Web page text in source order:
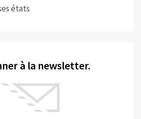
états
à la newsletter.